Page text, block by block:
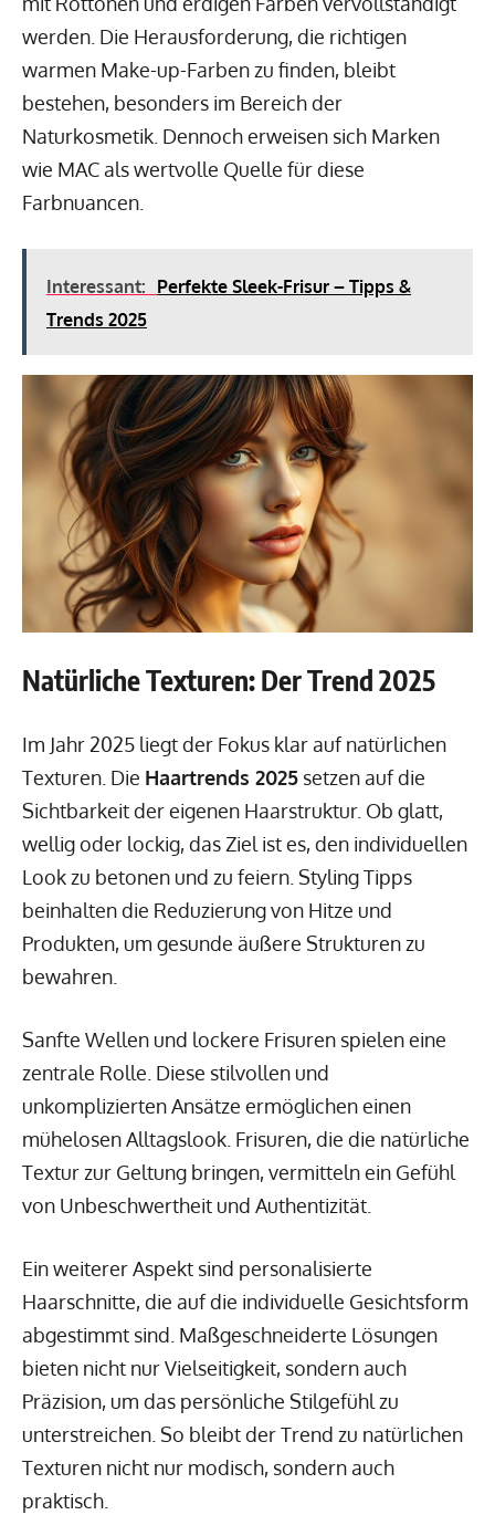
werden. Die Herausforderung, die richtigen
warmen Make-up-Farben zu finden, bleibt
bestehen, besonders im Bereich der
Naturkosmetik. Dennoch erweisen sich Marken
wie MAC als wertvolle Quelle für diese
Farbnuancen.
Interessant: Perfekte Sleek-Frisur – Tipps &
Trends 2025
Natürliche Texturen: Der Trend 2025
Im Jahr 2025 liegt der Fokus klar auf natürlichen
Texturen. Die Haartrends 2025 setzen auf die
Sichtbarkeit der eigenen Haarstruktur. Ob glatt,
wellig oder lockig, das Ziel ist es, den individuellen
Look zu betonen und zu feiern. Styling Tipps
beinhalten die Reduzierung von Hitze und
Produkten, um gesunde äußere Strukturen zu
bewahren.
Sanfte Wellen und lockere Frisuren spielen eine
zentrale Rolle. Diese stilvollen und
unkomplizierten Ansätze ermöglichen einen
mühelosen Alltagslook. Frisuren, die die natürliche
Textur zur Geltung bringen, vermitteln ein Gefühl
von Unbeschwertheit und Authentizität.
Ein weiterer Aspekt sind personalisierte
Haarschnitte, die auf die individuelle Gesichtsform
abgestimmt sind. Maßgeschneiderte Lösungen
bieten nicht nur Vielseitigkeit, sondern auch
Präzision, um das persönliche Stilgefühl zu
unterstreichen. So bleibt der Trend zu natürlichen
Texturen nicht nur modisch, sondern auch
praktisch.